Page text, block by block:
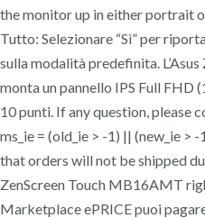
the monitor up in either portrait
Tutto: Selezionare “Sì” per
sulla modalità predefinita.
monta un pannello IPS Full FHD
10 punti. If any question, please
ms_ie = (old_ie > -1) || (new_ie >
that orders will not be shipped
ZenScreen Touch MB16AMT
Marketplace ePRICE puoi